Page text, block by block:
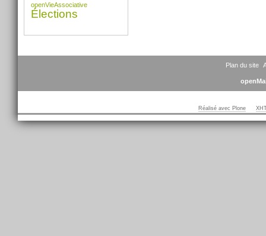
openVieAssociative
Élections
Plan du site
Réalisé avec Plone